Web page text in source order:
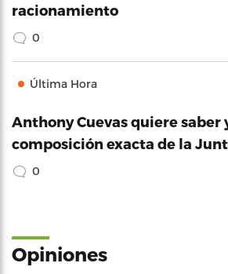
racionamiento
0
Última Hora
Anthony Cuevas quiere saber
composición exacta de la
0
Opiniones